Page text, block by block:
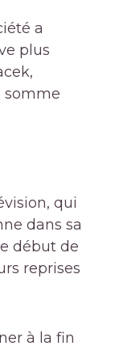
a
plus
somme
qui
dans sa
début de
reprises
à la fin